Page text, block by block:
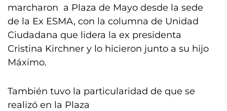
marcharon a Plaza de Mayo desde la sede
de la Ex ESMA, con la columna de Unidad
Ciudadana que lidera la ex presidenta
Cristina Kirchner y lo hicieron junto a su hijo
Máximo.
También tuvo la particularidad de que se
realizó en la Plaza